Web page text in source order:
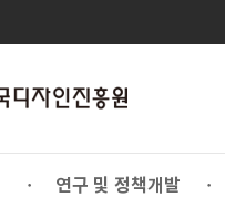
• 연구 및 정책개발 •